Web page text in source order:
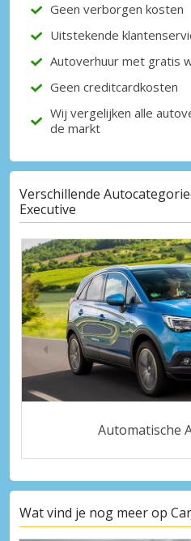
Geen verborgen kosten
Uitstekende
Autoverhuur met gratis
Geen creditcardkosten
Wij vergelijken alle
de markt
Verschillende
Executive
Automatische
Wat vind je nog meer op
Inloggen